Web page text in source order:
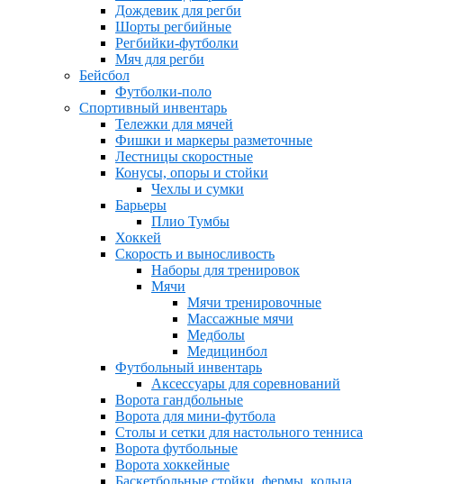
Дождевик для регби
Шорты регбийные
Регбийки-футболки
Мяч для регби
Бейсбол
Футболки-поло
Спортивный инвентарь
Тележки для мячей
Фишки и маркеры разметочные
Лестницы скоростные
Конусы, опоры и стойки
Чехлы и сумки
Барьеры
Плио Тумбы
Хоккей
Скорость и выносливость
Наборы для тренировок
Мячи
Мячи тренировочные
Массажные мячи
Медболы
Медицинбол
Футбольный инвентарь
Аксессуары для соревнований
Ворота гандбольные
Ворота для мини-футбола
Столы и сетки для настольного тенниса
Ворота футбольные
Ворота хоккейные
Баскетбольные стойки, фермы, кольца